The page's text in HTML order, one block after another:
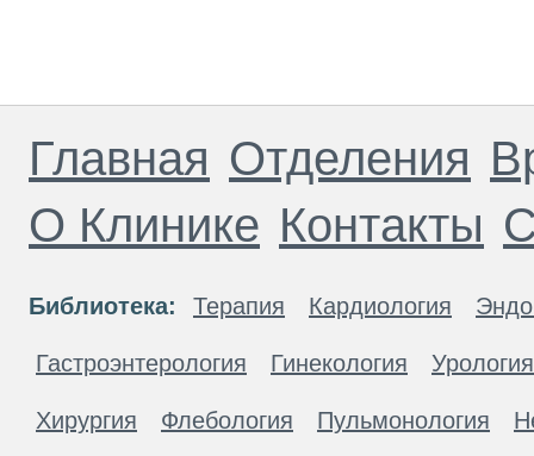
Главная Отделения
О Клинике Контакты
Библиотека: Терапия Кардиология
Гастроэнтерология Гинекология Урология
Хирургия Флебология Пульмонология